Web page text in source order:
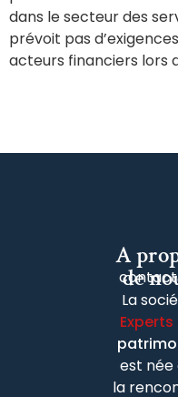
dans le secteur des
prévoit pas
acteurs financiers lors
A
de
La
Experts
est née
la